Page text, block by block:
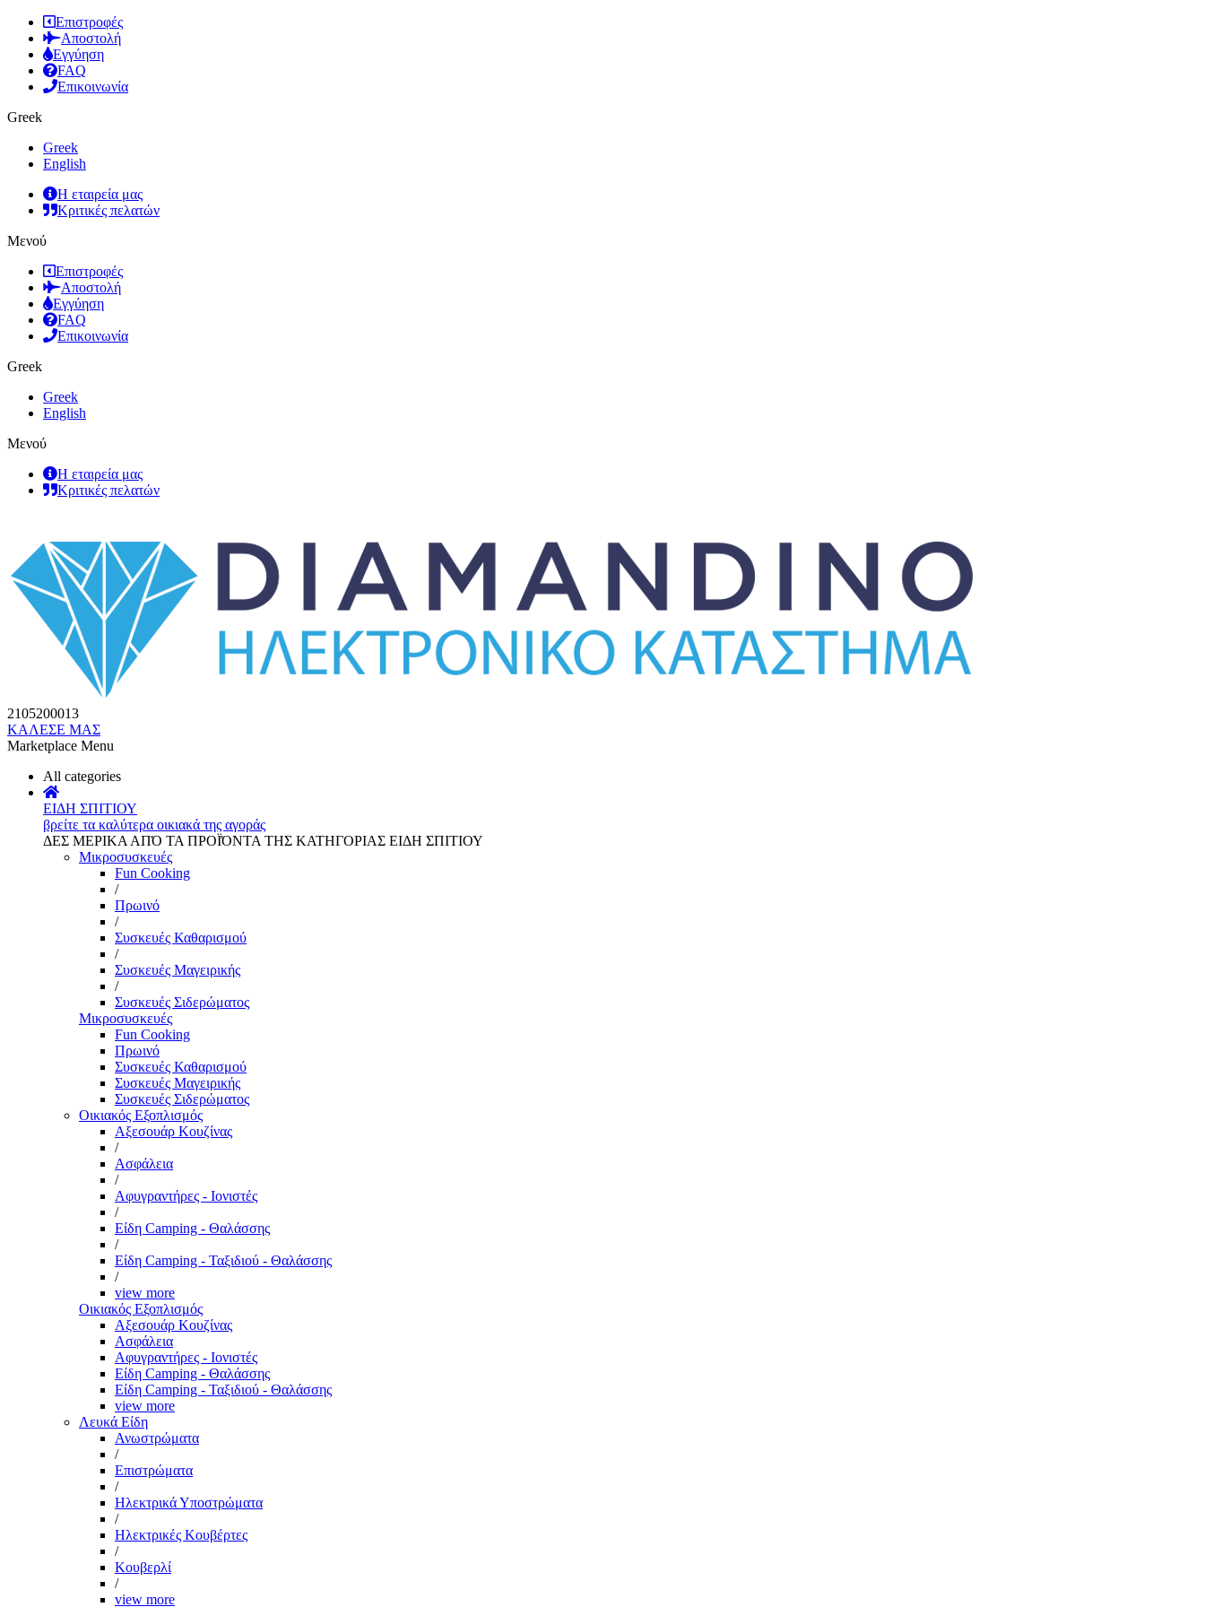
Επιστροφές
Αποστολή
Εγγύηση
FAQ
Επικοινωνία
Greek
Greek
English
Η εταιρεία μας
Κριτικές πελατών
Μενού
Επιστροφές
Αποστολή
Εγγύηση
FAQ
Επικοινωνία
Greek
Greek
English
Μενού
Η εταιρεία μας
Κριτικές πελατών
2105200013
ΚΑΛΕΣΕ ΜΑΣ
Marketplace Menu
All categories
ΕΙΔΗ ΣΠΙΤΙΟΥ
βρείτε τα καλύτερα οικιακά της αγοράς
ΔΕΣ ΜΕΡΙΚΑ ΑΠΌ ΤΑ ΠΡΟΪΌΝΤΑ ΤΗΣ ΚΑΤΗΓΟΡΙΑΣ ΕΙΔΗ ΣΠΙΤΙΟΥ
Μικροσυσκευές
Fun Cooking
/
Πρωινό
/
Συσκευές Καθαρισμού
/
Συσκευές Μαγειρικής
/
Συσκευές Σιδερώματος
Μικροσυσκευές
Fun Cooking
Πρωινό
Συσκευές Καθαρισμού
Συσκευές Μαγειρικής
Συσκευές Σιδερώματος
Οικιακός Εξοπλισμός
Αξεσουάρ Κουζίνας
/
Ασφάλεια
/
Αφυγραντήρες - Ιονιστές
/
Είδη Camping - Θαλάσσης
/
Είδη Camping - Ταξιδιού - Θαλάσσης
/
view more
Οικιακός Εξοπλισμός
Αξεσουάρ Κουζίνας
Ασφάλεια
Αφυγραντήρες - Ιονιστές
Είδη Camping - Θαλάσσης
Είδη Camping - Ταξιδιού - Θαλάσσης
view more
Λευκά Είδη
Ανωστρώματα
/
Επιστρώματα
/
Ηλεκτρικά Υποστρώματα
/
Ηλεκτρικές Κουβέρτες
/
Κουβερλί
/
view more